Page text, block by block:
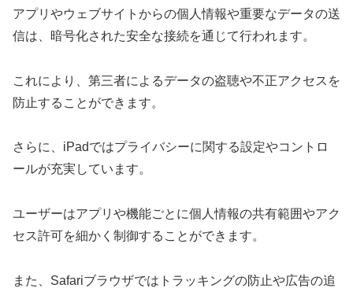
アプリやウェブサイトからの個人情報や重要なデータの送
信は、暗号化された安全な接続を通じて行われます。
これにより、第三者によるデータの盗聴や不正アクセスを
防止することができます。
さらに、iPadではプライバシーに関する設定やコントロ
ールが充実しています。
ユーザーはアプリや機能ごとに個人情報の共有範囲やアク
セス許可を細かく制御することができます。
また、Safariブラウザではトラッキングの防止や広告の追